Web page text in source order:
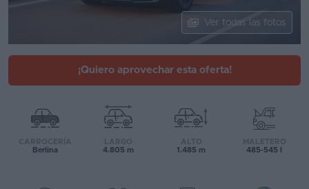
Ofertas
Asistente
Ver todas las fotos
¡Quiero aprovechar esta oferta!
CARROCERÍA
Berlina
LARGO
4.805 m
ALTO
1.485 m
MALETERO
485-545 l